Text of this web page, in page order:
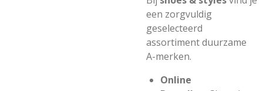
een zorgvuldig
geselecteerd
assortiment duurzame
A-merken.
Online